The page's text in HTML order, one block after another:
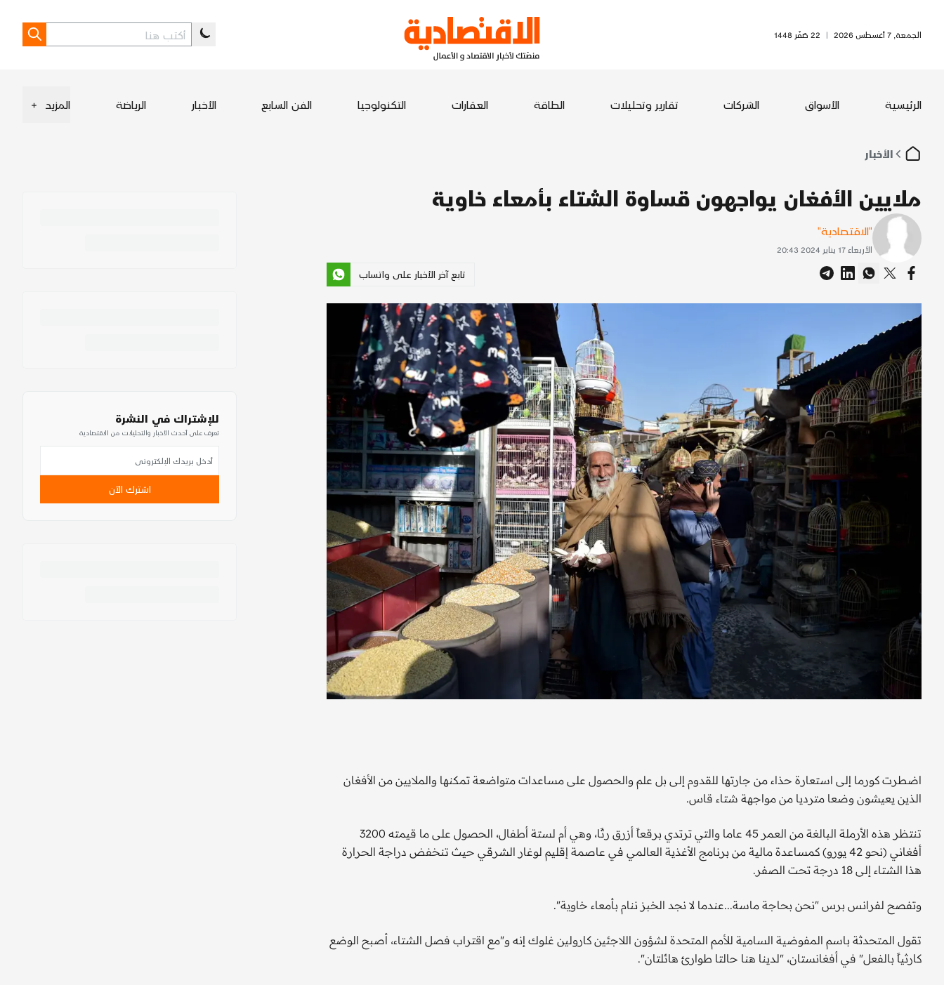
الجمعة, 7 أغسطس 2026 | 22 صَفَر 1448
الرئيسية الأسواق الشركات تقارير وتحليلات الطاقة العقارات التكنولوجيا الفن السابع الأخبار الرياضة المزيد +
الأخبار
ملايين الأفغان يواجهون قساوة الشتاء بأمعاء خاوية
"الاقتصادية"
الأربعاء 17 يناير 2024 20:43
تابع آخر الأخبار على واتساب
اضطرت كورما إلى استعارة حذاء من جارتها للقدوم إلى بل علم والحصول على مساعدات متواضعة تمكنها والملايين من الأفغان
الذين يعيشون وضعا مترديا من مواجهة شتاء قاس.
تنتظر هذه الأرملة البالغة من العمر 45 عاما والتي ترتدي برقعاً أزرق رثًا، وهي أم لستة أطفال، الحصول على ما قيمته 3200
أفغاني (نحو 42 يورو) كمساعدة مالية من برنامج الأغذية العالمي في عاصمة إقليم لوغار الشرقي حيث تنخفض دراجة الحرارة
هذا الشتاء إلى 18 درجة تحت الصفر.
وتفصح لفرانس برس "نحن بحاجة ماسة...عندما لا نجد الخبز ننام بأمعاء خاوية".
تقول المتحدثة باسم المفوضية السامية للأمم المتحدة لشؤون اللاجئين كارولين غلوك إنه و"مع اقتراب فصل الشتاء، أصبح الوضع
كارثياً بالفعل" في أفغانستان، "لدينا هنا حالتا طوارئ هائلتان".
للإشتراك في النشرة
تعرف على أحدث الأخبار والتحليلات من الاقتصادية
اشترك الآن